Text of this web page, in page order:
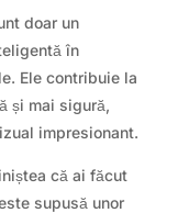
doar un
în
Ele contribuie la
și mai sigură,
impresionant.
că ai făcut
supusă unor